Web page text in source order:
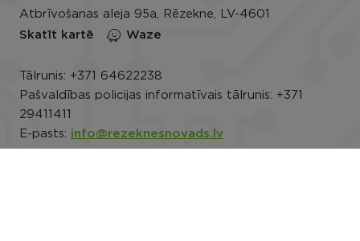
Atbrīvošanas aleja 95a, Rēzekne, LV-4601
Skatīt kartē
Waze
Tālrunis: +371 64622238
Pašvaldības policijas informatīvais tālrunis: +371
29411411
E-pasts: info@rezeknesnovads.lv